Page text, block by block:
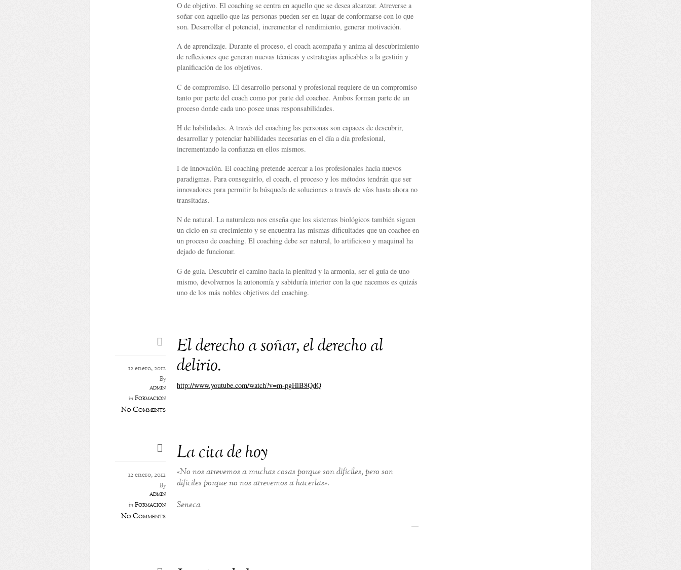
O de objetivo. El coaching se centra en aquello que se desea alcanzar. Atreverse a
soñar con aquello que las personas pueden ser en lugar de conformarse con lo que
son. Desarrollar el potencial, incrementar el rendimiento, generar motivación.
A de aprendizaje. Durante el proceso, el coach acompaña y anima al descubrimiento
de reflexiones que generan nuevas técnicas y estrategias aplicables a la gestión y
planificación de los objetivos.
C de compromiso. El desarrollo personal y profesional requiere de un compromiso
tanto por parte del coach como por parte del coachee. Ambos forman parte de un
proceso donde cada uno posee unas responsabilidades.
H de habilidades. A través del coaching las personas son capaces de descubrir,
desarrollar y potenciar habilidades necesarias en el día a día profesional,
incrementando la confianza en ellos mismos.
I de innovación. El coaching pretende acercar a los profesionales hacia nuevos
paradigmas. Para conseguirlo, el coach, el proceso y los métodos tendrán que ser
innovadores para permitir la búsqueda de soluciones a través de vías hasta ahora no
transitadas.
N de natural. La naturaleza nos enseña que los sistemas biológicos también siguen
un ciclo en su crecimiento y se encuentra las mismas dificultades que un coachee en
un proceso de coaching. El coaching debe ser natural, lo artificioso y maquinal ha
dejado de funcionar.
G de guía. Descubrir el camino hacia la plenitud y la armonía, ser el guía de uno
mismo, devolvernos la autonomía y sabiduría interior con la que nacemos es quizás
uno de los más nobles objetivos del coaching.
El derecho a soñar, el derecho al
delirio.
12 enero, 2012
By
admin
inFormación
No Comments
http://www.youtube.com/watch?v=m-pgHlB8QdQ
La cita de hoy
12 enero, 2012
By
admin
inFormación
No Comments
«No nos atrevemos a muchas cosas porque son difíciles, pero son
difíciles porque no nos atrevemos a hacerlas».
Seneca
—